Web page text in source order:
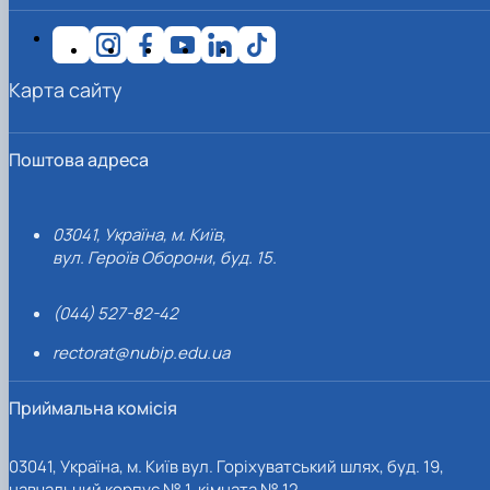
Поштова адреса
03041, Україна, м. Київ,
вул. Героїв Оборони, буд. 15.
(044) 527-82-42
rectorat@nubip.edu.ua
Приймальна комісія
03041, Україна, м. Київ вул. Горіхуватський шлях, буд. 19,
Карта сайту